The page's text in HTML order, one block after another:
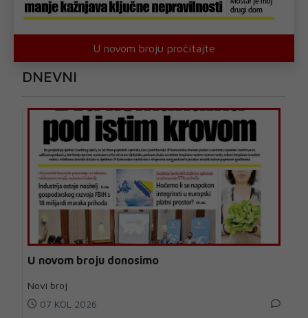
U novom broju pročitajte
DNEVNI
U novom broju donosimo
Novi broj
07 KOL 2026